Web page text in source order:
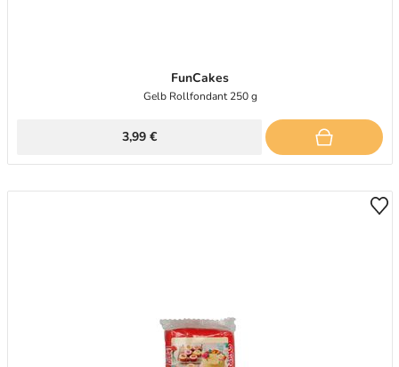
FunCakes
Gelb Rollfondant 250 g
3,99 €